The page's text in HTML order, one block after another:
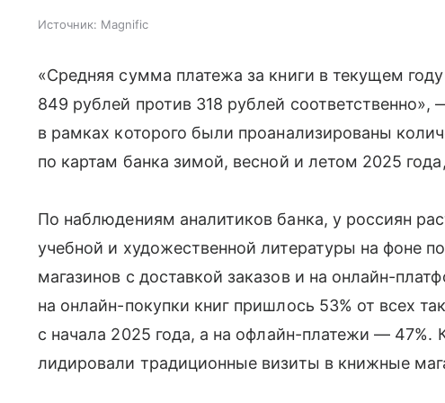
Источник: Magnific
«Средняя сумма платежа за книги в текущем
849 рублей против 318 рублей соответственно»,
в рамках которого были проанализированы
по картам банка зимой, весной и летом 2025
По наблюдениям аналитиков банка, у россиян
учебной и художественной литературы на фоне
магазинов с доставкой заказов и на онлайн-
на онлайн-покупки книг пришлось 53% от всех
с начала 2025 года, а на офлайн-платежи — 47%.
лидировали традиционные визиты в книжные